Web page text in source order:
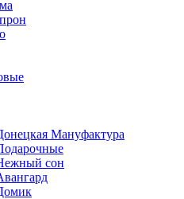
Мануфактура
сон